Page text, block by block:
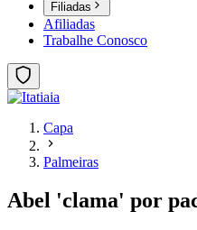
Filiadas
Afiliadas
Trabalhe Conosco
Capa
Palmeiras
Abel 'clama' por